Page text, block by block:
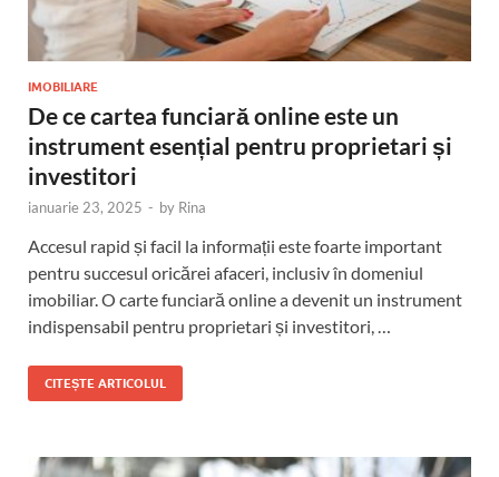
IMOBILIARE
De ce cartea funciară online este un
instrument esențial pentru proprietari și
investitori
ianuarie 23, 2025 - by Rina
Accesul rapid și facil la informații este foarte important
pentru succesul oricărei afaceri, inclusiv în domeniul
imobiliar. O carte funciară online a devenit un instrument
indispensabil pentru proprietari și investitori, …
CITEȘTE ARTICOLUL